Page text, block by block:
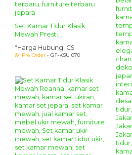
Set Kamar Tidur Klasik
Mewah Presti....
*Harga Hubungi CS
Pre Order - GF-KSU 070